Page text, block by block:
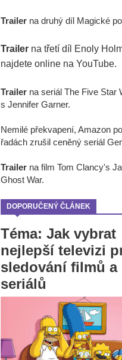
Trailer na druhý díl Magické
Trailer na třetí díl Enoly
najdete online na YouTube.
Trailer na seriál The Five Star
s Jennifer Garner.
Nemilé překvapení, Amazon
řadách zrušil ceněný seriál
Trailer na film Tom Clancy's
Ghost War.
DOPORUČENÝ ČLÁNEK
Téma: Jak vybrat
nejlepší televizi
sledování filmů a
seriálů